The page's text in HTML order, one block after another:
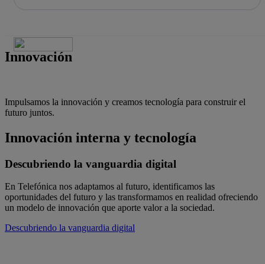
principal
Innovación
Impulsamos la innovación y creamos tecnología para construir el
futuro juntos.
Innovación interna y tecnología
Descubriendo la vanguardia digital
En Telefónica nos adaptamos al futuro, identificamos las
oportunidades del futuro y las transformamos en realidad ofreciendo
un modelo de innovación que aporte valor a la sociedad.
Descubriendo la vanguardia digital